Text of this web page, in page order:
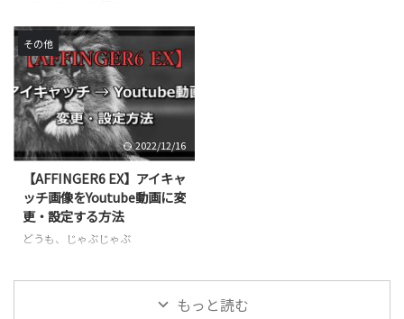
ツ 標準スペック 自分がカスタマ
...
遷移をせずに、記事一覧の記事リ
ンクを非同期で読込み、表示件数
を無制限に増やせる「無限スクロ
ール」が利用可能になります。
今回はブログに「無限スクロー
ル」を設定する方法についてご紹
介します。 ※AFFINGER6通常版
ではこの機能は利用できません。
意ください。 記事一覧を無限ス
クロールにする 無限スクロール
とは上図のように「もっと読む」
をクリックすることで、画面のリ
その他
2022/12/16
【AFFINGER6 EX】アイキャ
ッチ画像をYoutube動画に変
更・設定する方法
どうも、じゃぶじゃぶ
ろと検証をしている日々です。
もっと読む